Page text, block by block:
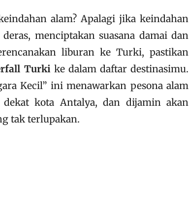
alam? Apalagi jika keindahan
menciptakan suasana damai dan
liburan ke Turki, pastikan
Turki ke dalam daftar destinasimu.
Kecil” ini menawarkan pesona alam
kota Antalya, dan dijamin akan
tak terlupakan.